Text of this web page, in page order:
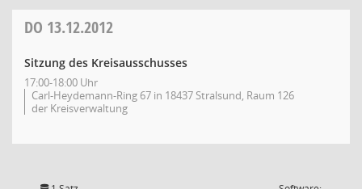
DO 13.12.2012
Sitzung des Kreisausschusses
17:00-18:00 Uhr
Carl-Heydemann-Ring 67 in 18437 Stralsund, Raum 126
der Kreisverwaltung